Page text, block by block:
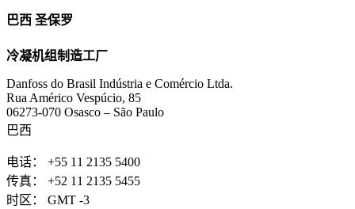
巴西 圣保罗
冷凝机组制造工厂
Danfoss do Brasil Indústria e Comércio Ltda.
Rua Américo Vespúcio, 85
06273-070 Osasco – São Paulo
巴西
电话： +55 11 2135 5400
传真： +52 11 2135 5455
时区： GMT -3